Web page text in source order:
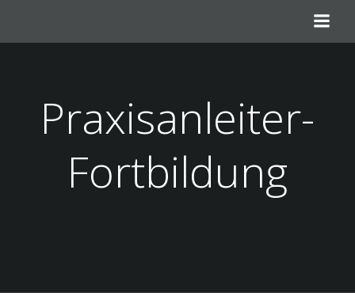
springen
Praxisanleiter-
Fortbildung